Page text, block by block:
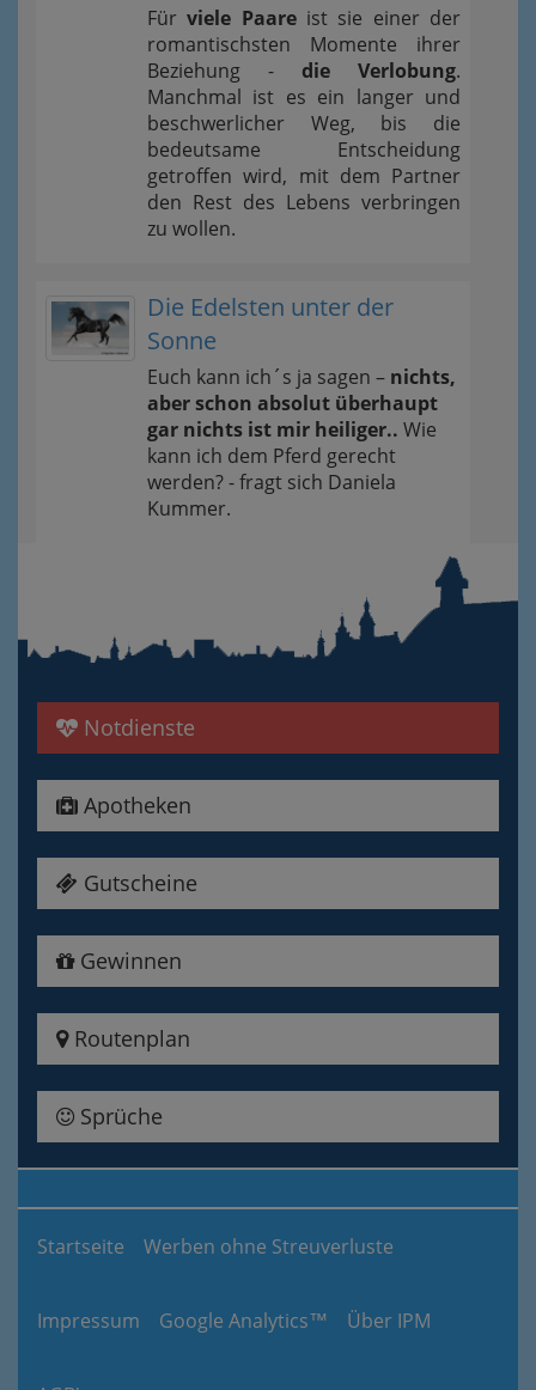
Fürviele Paareist sie einer der
romantischsten Momente ihrer
Beziehung - die Verlobung.
Manchmal ist es ein langer und
beschwerlicher Weg, bis die
bedeutsame Entscheidung
getroffen wird, mit dem Partner
den Rest des Lebens verbringen
zu wollen.
Die Edelsten unter der
Sonne
Euch kann ich´s ja sagen – nichts,
aber schon absolut überhaupt
gar nichts ist mir heiliger.. Wie
kann ich dem Pferd gerecht
werden? - fragt sich Daniela
Kummer.
Notdienste
Apotheken
Gutscheine
Gewinnen
Routenplan
Sprüche
Startseite Werben ohne Streuverluste
Impressum Google Analytics™ Über IPM